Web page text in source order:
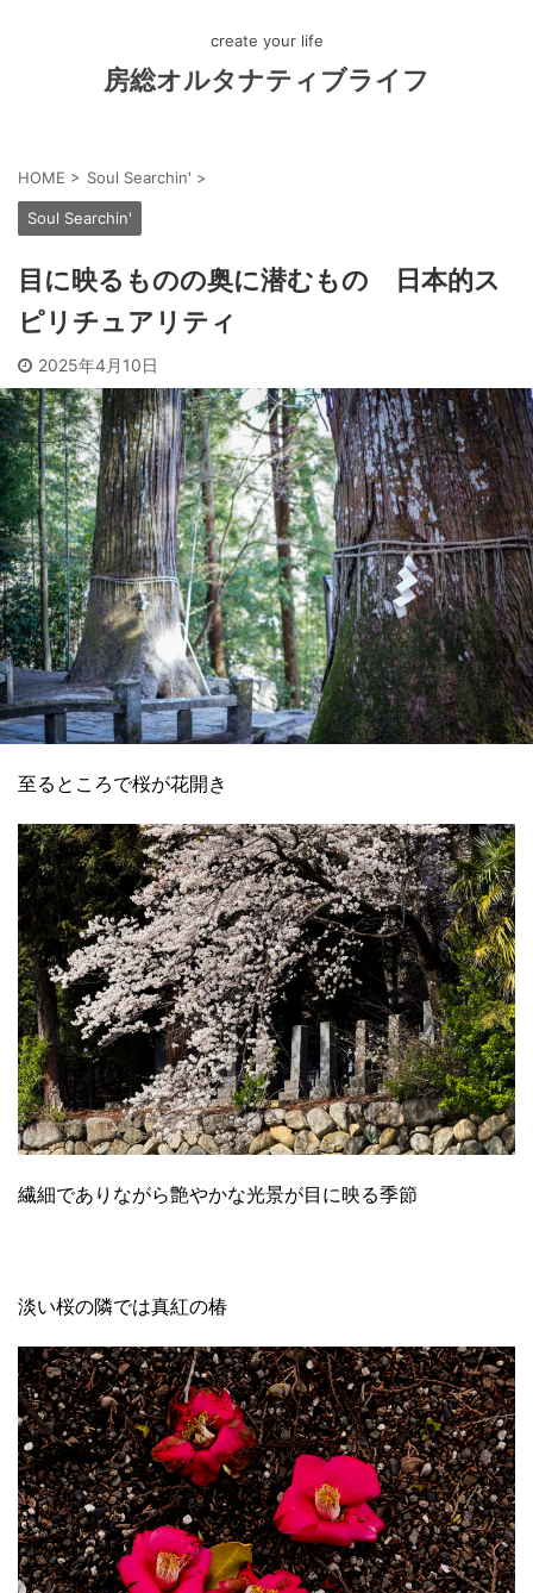
create your life
房総オルタナティブライフ
HOME > Soul Searchin' >
Soul Searchin'
目に映るものの奥に潜むもの 日本的ス
ピリチュアリティ
2025年4月10日
至るところで桜が花開き
繊細でありながら艶やかな光景が目に映る季節
淡い桜の隣では真紅の椿